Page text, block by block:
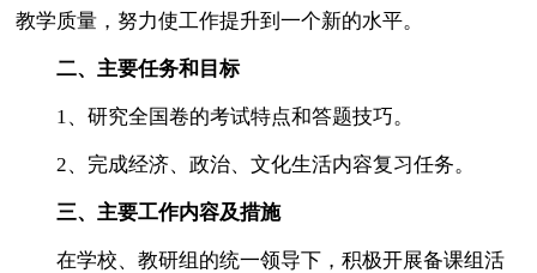
教学质量，努力使工作提升到一个新的水平。
二、主要任务和目标
1、研究全国卷的考试特点和答题技巧。
2、完成经济、政治、文化生活内容复习任务。
三、主要工作内容及措施
在学校、教研组的统一领导下，积极开展备课组活